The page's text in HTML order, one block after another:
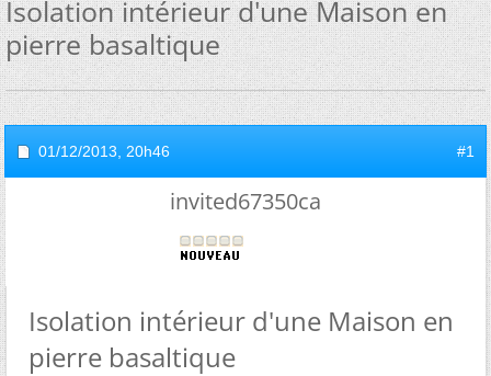
Isolation intérieur d'une Maison en
pierre basaltique
01/12/2013, 20h46 #1
invited67350ca
Isolation intérieur d'une Maison en
pierre basaltique